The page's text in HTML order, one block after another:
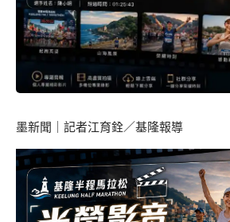
墨新聞 ｜記者江育銓／基隆報導